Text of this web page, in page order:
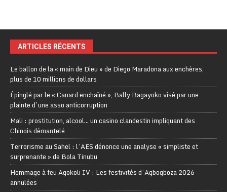
ARTICLES RÉCENTS
Le ballon de la « main de Dieu » de Diego Maradona aux enchères,
plus de 10 millions de dollars
Épinglé par le « Canard enchaîné », Bally Bagayoko visé par une
plainte d’une asso anticorruption
Mali : prostitution, alcool… un casino clandestin impliquant des
Chinois démantelé
Terrorisme au Sahel : l’AES dénonce une analyse « simpliste et
surprenante » de Bola Tinubu
Hommage à feu Agokoli IV : Les festivités d’Agbogboza 2026
annulées